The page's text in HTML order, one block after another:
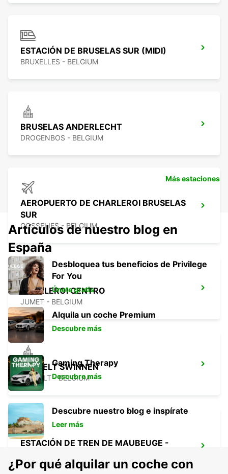
ESTACIÓN DE BRUSELAS SUR (MIDI)
BRUXELLES - BELGIUM
BRUSELAS ANDERLECHT
DROGENBOS - BELGIUM
AEROPUERTO DE CHARLEROI BRUSELAS
SUR
GOSSELIES - BELGIUM
CHARLEROI CENTRO
JUMET - BELGIUM
HASSELT SWINNEN
HASSELT - BELGIUM
ESTACIÓN DE TREN DE MAUBEUGE -
MAUBEUGE - FRANCE
Más estaciones
Artículos de nuestro blog en
España
Desbloquea tus beneficios de Privilege
For You
Únete gratis
Alquila un coche Premium
Descubre más
Gaming Therapy
Descubre más
Descubre nuestro blog e inspírate
Leer más
¿Por qué alquilar un coche con